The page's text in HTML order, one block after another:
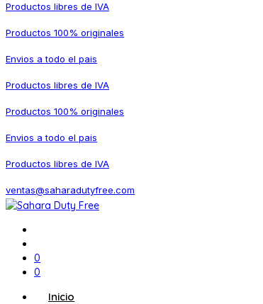
Productos libres de IVA
Productos 100% originales
Envios a todo el pais
Productos libres de IVA
Productos 100% originales
Envios a todo el pais
Productos libres de IVA
ventas@saharadutyfree.com
0
0
Inicio